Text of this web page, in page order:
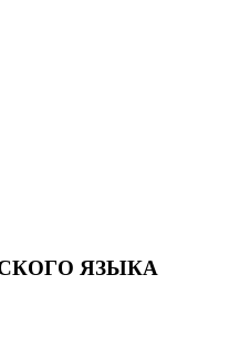
ЯЗЫКА